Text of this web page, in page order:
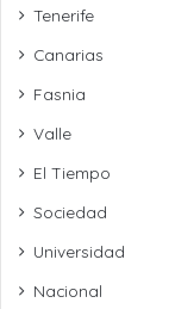
Tenerife
Canarias
Fasnia
Valle
El Tiempo
Sociedad
Universidad
Nacional